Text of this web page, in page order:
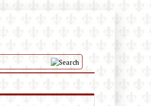
KLUB PRIATEĽOV